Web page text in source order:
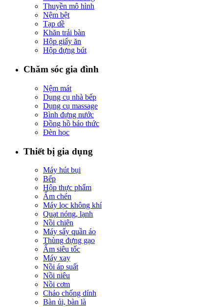
Thuyền mô hình
Nệm bệt
Tạp dề
Khăn trải bàn
Hộp giấy ăn
Hộp đựng bút
Chăm sóc gia đình
Nệm mát
Dụng cụ nhà bếp
Dụng cụ massage
Bình đựng nước
Đồng hồ báo thức
Đèn học
Thiết bị gia dụng
Máy hút bụi
Bếp
Hộp thực phẩm
Ấm chén
Máy lọc không khí
Quạt nóng, lạnh
Nồi chiên
Máy sấy quần áo
Thùng đựng gạo
Ấm siêu tốc
Máy xay
Nồi áp suất
Nồi niêu
Nồi cơm
Chảo chống dính
Bàn ủi, bàn là